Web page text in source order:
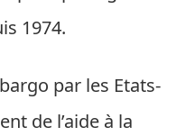
1974.
par les Etats-
de l’aide à la